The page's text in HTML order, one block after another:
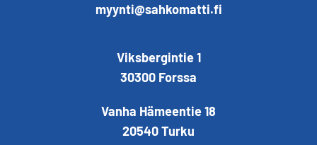
myynti@sahkomatti.fi
Viksbergintie 1
30300 Forssa
Vanha Hämeentie 18
20540 Turku